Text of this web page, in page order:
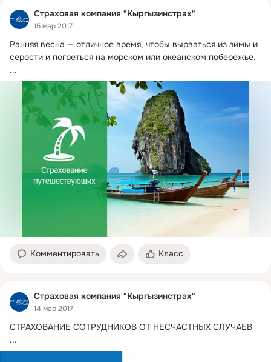
Страховая компания "Кыргызинстрах"
15 мар 2017
Ранняя весна — отличное время, чтобы вырваться из зимы и
серости и погреться на морском или океанском побережье.
...
Комментировать Класс
Страховая компания "Кыргызинстрах"
14 мар 2017
СТРАХОВАНИЕ СОТРУДНИКОВ ОТ НЕСЧАСТНЫХ СЛУЧАЕВ
...